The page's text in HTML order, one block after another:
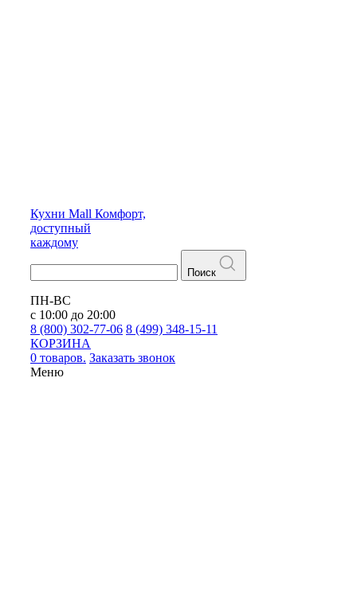
Кухни Mall Комфорт,
доступный
каждому
Поиск
ПН-ВС
с 10:00 до 20:00
8 (800) 302-77-06 8 (499) 348-15-11
КОРЗИНА
0 товаров. Заказать звонок
Меню